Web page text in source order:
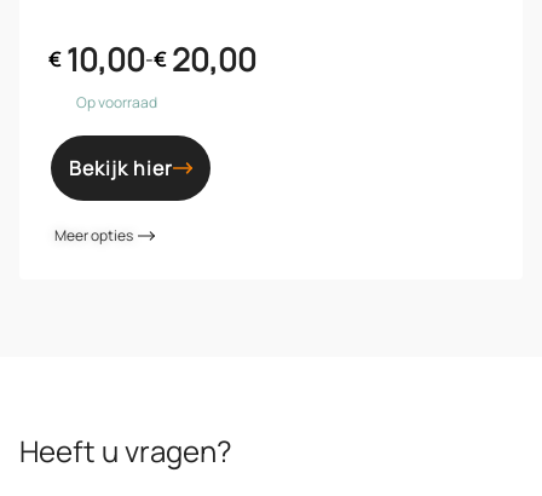
€10,00-€20,00
Op voorraad
Bekijk hier
Meer opties
Heeft u vragen?